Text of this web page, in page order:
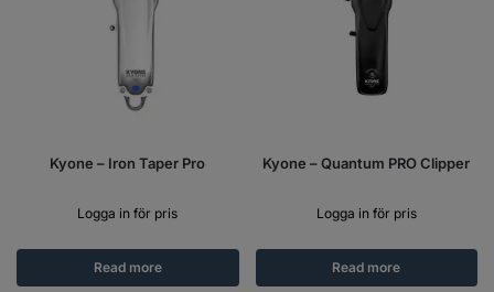
Kyone – Iron Taper Pro
Logga in för pris
Read more
Kyone – Quantum PRO Clipper
Logga in för pris
Read more